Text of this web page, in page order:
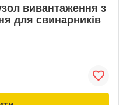
вивантаження з
для свинарників